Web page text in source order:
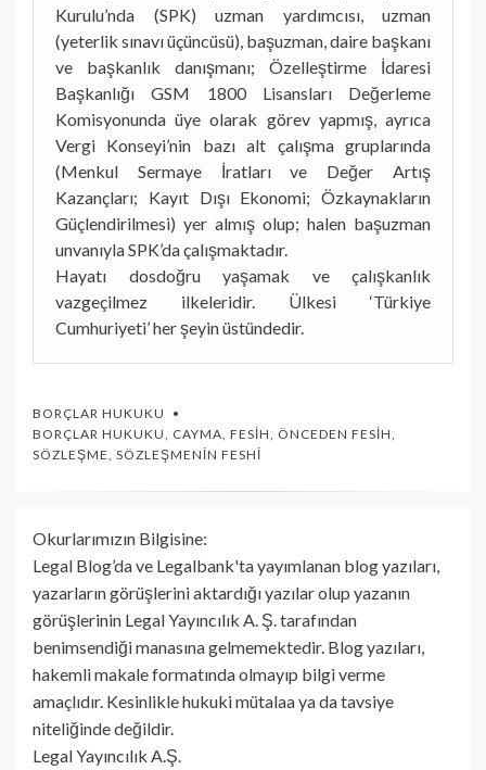
Kurulu’nda (SPK) uzman yardımcısı, uzman
(yeterlik sınavı üçüncüsü), başuzman, daire başkanı
ve başkanlık danışmanı; Özelleştirme İdaresi
Başkanlığı GSM 1800 Lisansları Değerleme
Komisyonunda üye olarak görev yapmış, ayrıca
Vergi Konseyi’nin bazı alt çalışma gruplarında
(Menkul Sermaye İratları ve Değer Artış
Kazançları; Kayıt Dışı Ekonomi; Özkaynakların
Güçlendirilmesi) yer almış olup; halen başuzman
unvanıyla SPK’da çalışmaktadır.
Hayatı dosdoğru yaşamak ve çalışkanlık
vazgeçilmez ilkeleridir. Ülkesi ‘Türkiye
Cumhuriyeti’ her şeyin üstündedir.
BORÇLAR HUKUKU
BORÇLAR HUKUKU
CAYMA FESIH ÖNCEDEN FESIH
SÖZLEŞME SÖZLEŞMENIN FESHI
Okurlarımızın Bilgisine:
Legal Blog’da ve Legalbank'ta yayımlanan blog yazıları,
yazarların görüşlerini aktardığı yazılar olup yazanın
görüşlerinin Legal Yayıncılık A. Ş. tarafından
benimsendiği manasına gelmemektedir. Blog yazıları,
hakemli makale formatında olmayıp bilgi verme
amaçlıdır. Kesinlikle hukuki mütalaa ya da tavsiye
niteliğinde değildir.
Legal Yayıncılık A.Ş.